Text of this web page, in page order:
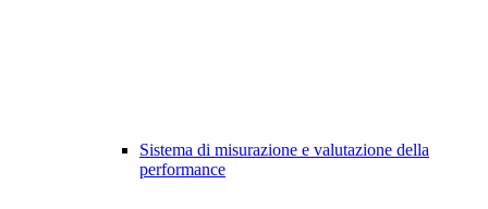
Sistema di misurazione e valutazione della
performance